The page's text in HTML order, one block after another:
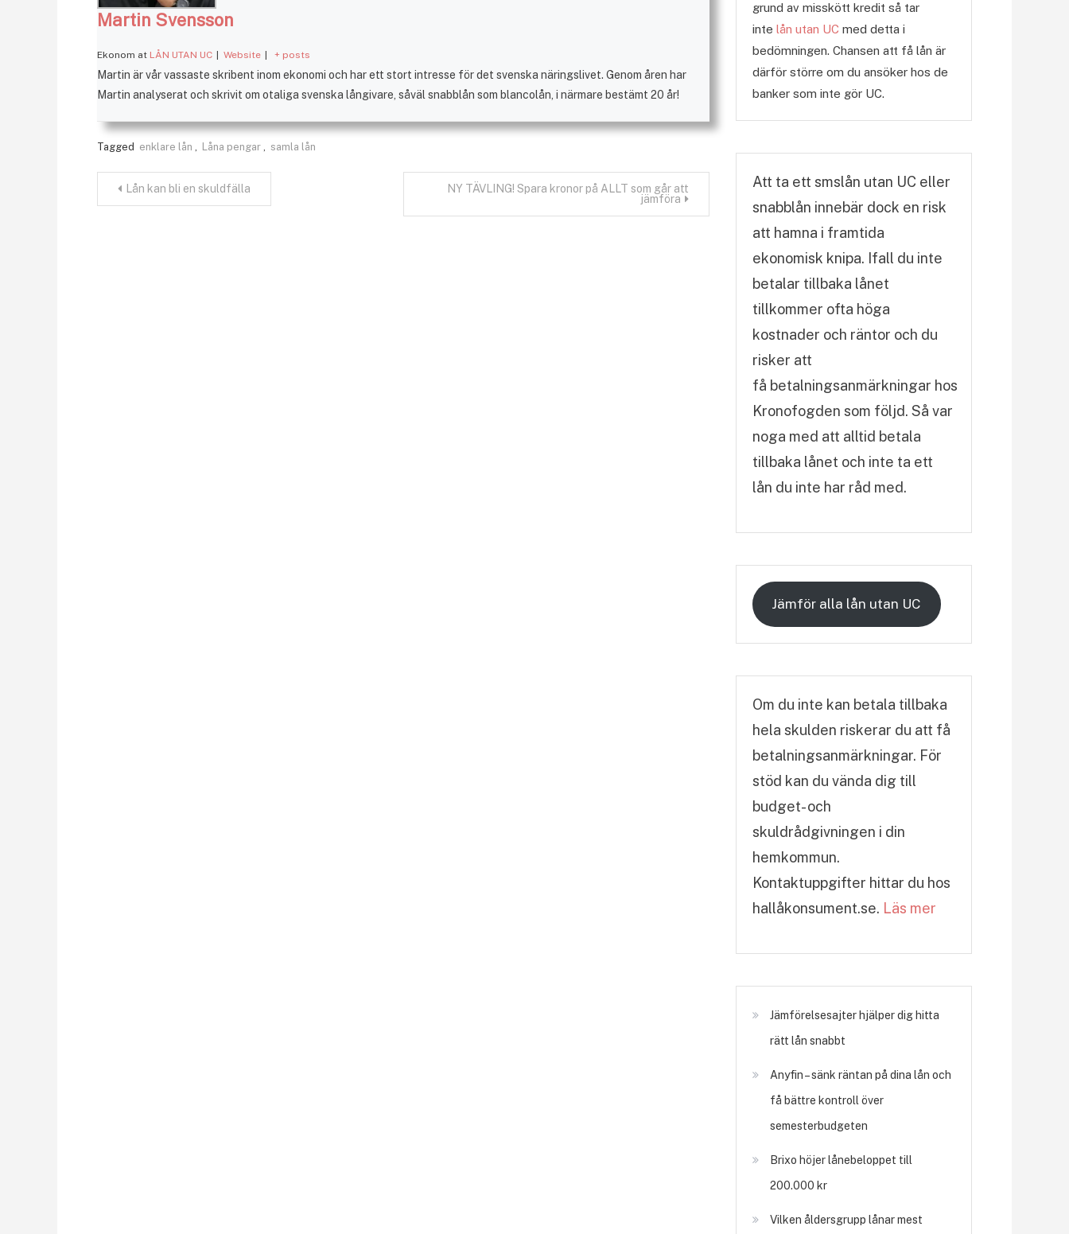
Martin Svensson
Ekonom at LÅN UTAN UC | Website | + posts
Martin är vår vassaste skribent inom ekonomi och har ett stort intresse för det svenska näringslivet. Genom åren har
Martin analyserat och skrivit om otaliga svenska långivare, såväl snabblån som blancolån, i närmare bestämt 20 år!
Tagged enklare lån Låna pengar samla lån
Inläggsnavigering
Lån kan bli en skuldfälla
NY TÄVLING! Spara kronor på ALLT som går att
jämföra
grund av misskött kredit så tar
inte lån utan UC med detta i
bedömningen. Chansen att få lån är
därför större om du ansöker hos de
banker som inte gör UC.
Att ta ett smslån utan UC eller
snabblån innebär dock en risk
att hamna i framtida
ekonomisk knipa. Ifall du inte
betalar tillbaka lånet
tillkommer ofta höga
kostnader och räntor och du
risker att
få betalningsanmärkningar hos
Kronofogden som följd. Så var
noga med att alltid betala
tillbaka lånet och inte ta ett
lån du inte har råd med.
Jämför alla lån utan UC
Om du inte kan betala tillbaka
hela skulden riskerar du att få
betalningsanmärkningar. För
stöd kan du vända dig till
budget- och
skuldrådgivningen i din
hemkommun.
Kontaktuppgifter hittar du hos
hallåkonsument.se. Läs mer
Jämförelsesajter hjälper dig hitta
rätt lån snabbt
Anyfin – sänk räntan på dina lån och
få bättre kontroll över
semesterbudgeten
Brixo höjer lånebeloppet till
200.000 kr
Vilken åldersgrupp lånar mest